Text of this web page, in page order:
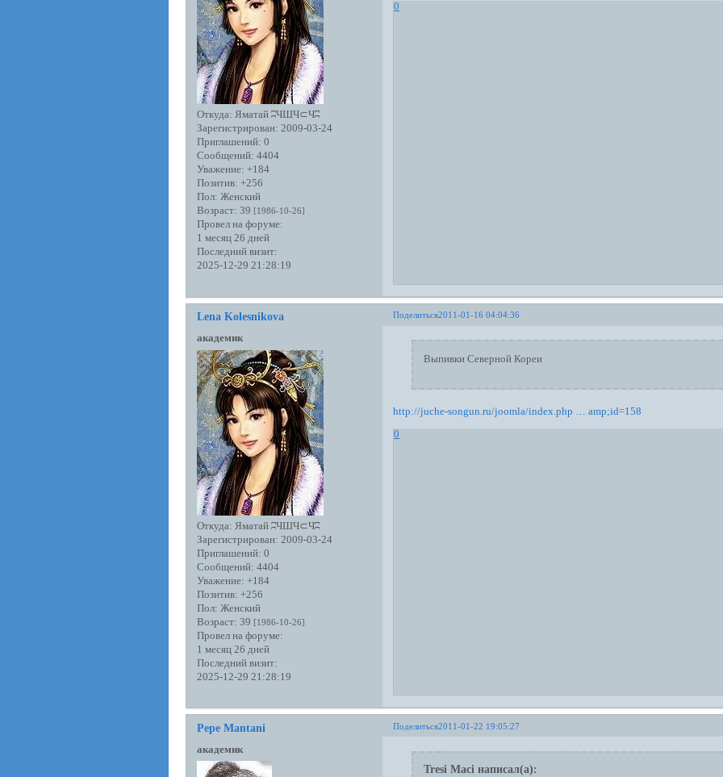
Откуда: Яматай ʭЧШЧ⊂Чʭ
Зарегистрирован: 2009-03-24
Приглашений: 0
Сообщений: 4404
Уважение: +184
Позитив: +256
Пол: Женский
Возраст: 39 [1986-10-26]
Провел на форуме:
1 месяц 26 дней
Последний визит:
2025-12-29 21:28:19
0
Поделиться2011-01-16 04:04:36
Lena Kolesnikova
академик
Откуда: Яматай ʭЧШЧ⊂Чʭ
Зарегистрирован: 2009-03-24
Приглашений: 0
Сообщений: 4404
Уважение: +184
Позитив: +256
Пол: Женский
Возраст: 39 [1986-10-26]
Провел на форуме:
1 месяц 26 дней
Последний визит:
2025-12-29 21:28:19
Выпивки Северной Кореи
http://juche-songun.ru/joomla/index.php … amp;id=158
0
Поделиться2011-01-22 19:05:27
Pepe Mantani
академик
Tresi Maci написал(а):